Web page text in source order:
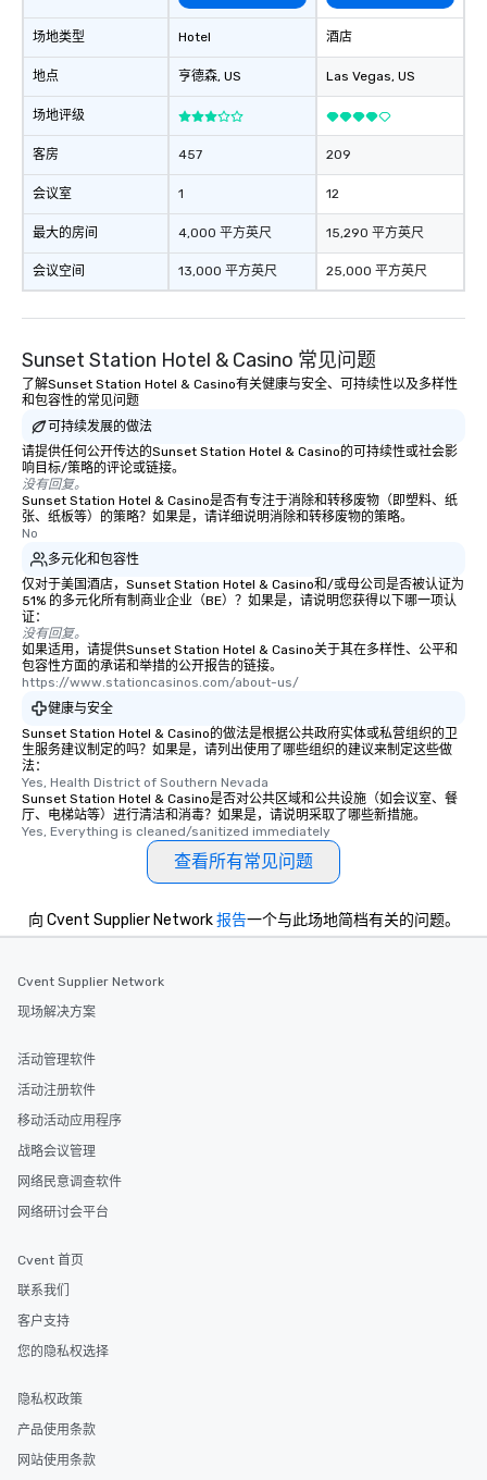
场地类型
地点
场地评级
客房
会议室
最大的房间
会议空间
Hotel
亨德森, US
457
1
4,000 平方英尺
13,000 平方英尺
酒店
Las Vegas, US
209
12
15,290 平方英尺
25,000 平方英尺
Sunset Station Hotel & Casino 常见问题
了解Sunset Station Hotel & Casino有关健康与安全、可持续性以及多样性
和包容性的常见问题
可持续发展的做法
请提供任何公开传达的Sunset Station Hotel & Casino的可持续性或社会影
响目标/策略的评论或链接。
没有回复。
Sunset Station Hotel & Casino是否有专注于消除和转移废物（即塑料、纸
张、纸板等）的策略？如果是，请详细说明消除和转移废物的策略。
No
多元化和包容性
仅对于美国酒店，Sunset Station Hotel & Casino和/或母公司是否被认证为
51% 的多元化所有制商业企业（BE）？如果是，请说明您获得以下哪一项认
证：
没有回复。
如果适用，请提供Sunset Station Hotel & Casino关于其在多样性、公平和
包容性方面的承诺和举措的公开报告的链接。
https://www.stationcasinos.com/about-us/
健康与安全
Sunset Station Hotel & Casino的做法是根据公共政府实体或私营组织的卫
生服务建议制定的吗？如果是，请列出使用了哪些组织的建议来制定这些做
法：
Yes, Health District of Southern Nevada
Sunset Station Hotel & Casino是否对公共区域和公共设施（如会议室、餐
厅、电梯站等）进行清洁和消毒？如果是，请说明采取了哪些新措施。
Yes, Everything is cleaned/sanitized immediately
查看所有常见问题
向 Cvent Supplier Network报告一个与此场地简档有关的问题。
Cvent Supplier Network
现场解决方案
活动管理软件
活动注册软件
移动活动应用程序
战略会议管理
网络民意调查软件
网络研讨会平台
Cvent 首页
联系我们
客户支持
您的隐私权选择
隐私权政策
产品使用条款
网站使用条款